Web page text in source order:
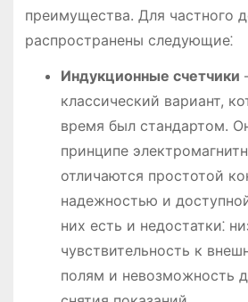
преимущества. Для частного
распространены следующие⁚
Индукционные счетчики
классический вариант,
время был стандартом.
принципе
отличаются простотой
надежностью и
них есть и недостатки⁚
чувствительность к
полям и невозможность